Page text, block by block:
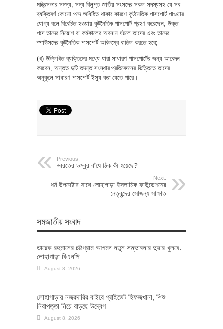
মন্ত্রিসভার সদস্য, সদ্য বিলুপ্ত জাতীয় সংসদের সকল সদস্যসহ যে সব
ব্যক্তিবর্গ কোনো পদে অধিষ্ঠিত থাকার কারণে কূটনৈতিক পাসপোর্ট পাওয়ার
যোগ্য বলে বিবেচিত হওয়ায় কূটনৈতিক পাসপোর্ট গ্রহণ করেছেন, উক্ত
পদে তাদের নিয়োগ বা কর্মকালের অবসান ঘটলে তাদের এবং তাদের
স্পাউসদের কূটনৈতিক পাসপোর্ট অবিলম্বে বাতিল করতে হবে;
(খ) উল্লিখিত ব্যক্তিদের মধ্যে যারা সাধারণ পাসপোর্টের জন্য আবেদন
করবেন, অন্তত দুটি তদন্ত সংস্থার প্রতিবেদনের ভিত্তিতে তাদের
অনুকূলে সাধারণ পাসপোর্ট ইস্যু করা যেতে পারে।
Previous:
ভারতের ডম্বুর বাঁধে ঠিক কী হয়েছে?
Next:
ধর্ম উপদেষ্টার সাথে লোহাগাড়া ইসলামিক ফাউন্ডেশনের
নেতৃবৃন্দের সৌজন্য সাক্ষাত
সমজাতীয় সংবাদ
তারেক রহমানের চট্টগ্রাম আগমন নতুন সম্ভাবনার দুয়ার খুলবে:
লোহাগাড়া বিএনপি
August 8, 2026
লোহাগাড়ায় নজরদারির বাইরে প্রাইভেট হিফজখানা, শিশু
নিরাপত্তা নিয়ে বাড়ছে উদ্বেগ
August 8, 2026